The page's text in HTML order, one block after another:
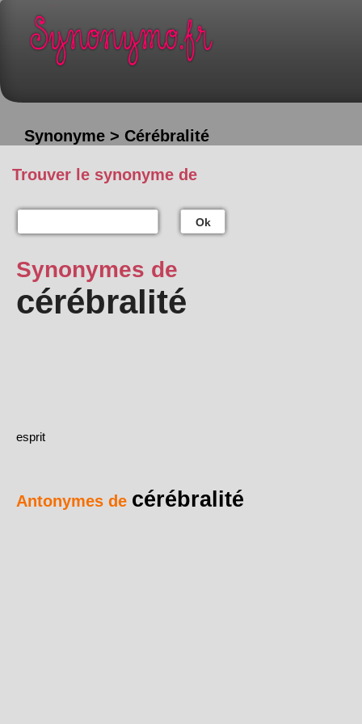
Synonyme > Cérébralité
Trouver le synonyme de
Ok
Synonymes de
cérébralité
esprit
Antonymes de cérébralité